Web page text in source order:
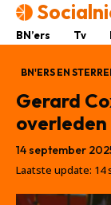
BN’ers Tv
BN'ERS EN
Gerard
overleden
14 september
Laatste update: 14